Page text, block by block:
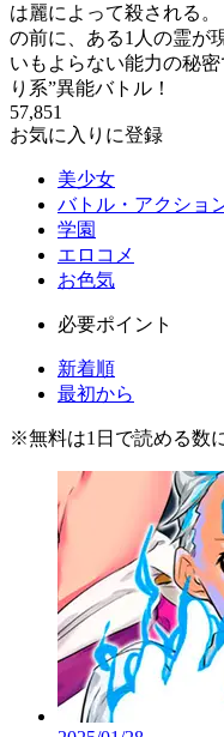
は麗によって殺される
の前に、ある1人の霊が
いもよらない能力の秘
り系”異能バトル！
57,851
お気に入りに登録
美少女
バトル・アクショ
学園
エロコメ
お色気
必要ポイント
新着順
最初から
※無料は1日で読める数